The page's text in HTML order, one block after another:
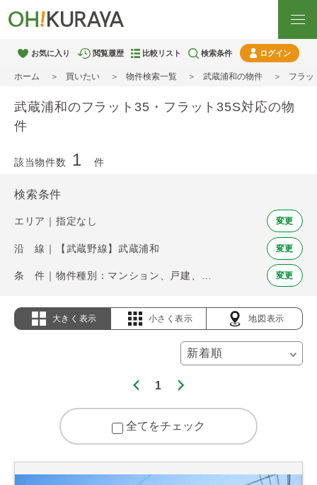
お気に入り 閲覧履歴 比較リスト 検索条件 ログイン
ホーム 買いたい 物件検索一覧 武蔵浦和の物件 フラッ
武蔵浦和のフラット35・フラット35S対応の物
件
該当物件数 1 件
検索条件
エリア｜指定なし 変更
沿 線｜【武蔵野線】武蔵浦和 変更
変更
大きく表示 小さく表示 地図表示
1
全てをチェック